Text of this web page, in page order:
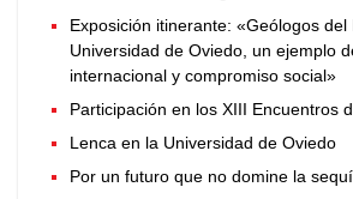
Exposición itinerante: «Geólogos del
Universidad de Oviedo, un ejemplo
internacional y compromiso social»
Participación en los XIII Encuentros
Lenca en la Universidad de Oviedo
Por un futuro que no domine la